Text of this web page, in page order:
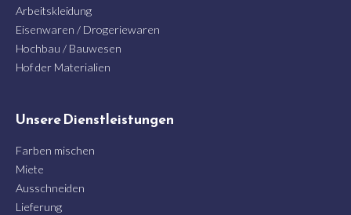
Arbeitskleidung
Eisenwaren / Drogeriewaren
Hochbau / Bauwesen
Hof der Materialien
Unsere Dienstleistungen
Farben mischen
Miete
Ausschneiden
Lieferung